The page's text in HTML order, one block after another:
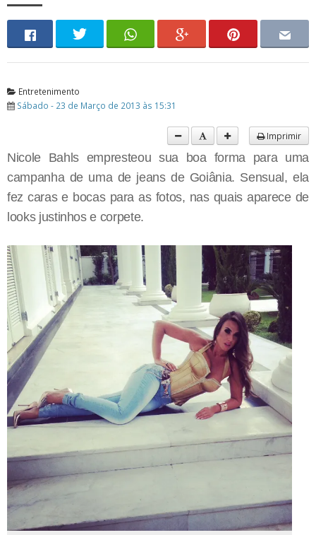
Entretenimento
Sábado - 23 de Março de 2013 às 15:31
Imprimir
Nicole Bahls empresteou sua boa forma para uma
campanha de uma de jeans de Goiânia. Sensual, ela
fez caras e bocas para as fotos, nas quais aparece de
looks justinhos e corpete.